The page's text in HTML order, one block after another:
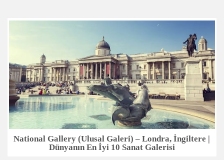
National Gallery (Ulusal Galeri) – Londra, İngiltere |
Dünyanın En İyi 10 Sanat Galerisi